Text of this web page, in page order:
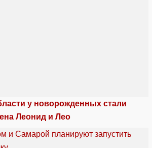
у новорожденных стали
Леонид и Лео